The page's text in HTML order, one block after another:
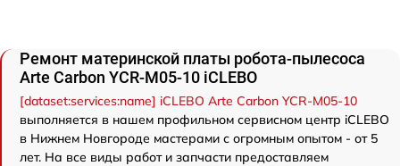
Ремонт материнской платы робота-пылесоса
Arte Carbon YCR-M05-10 iCLEBO
[dataset:services:name] iCLEBO Arte Carbon YCR-M05-10
выполняется в нашем профильном сервисном центр iCLEBO
в Нижнем Новгороде мастерами с огромным опытом - от 5
лет. На все виды работ и запчасти предоставляем